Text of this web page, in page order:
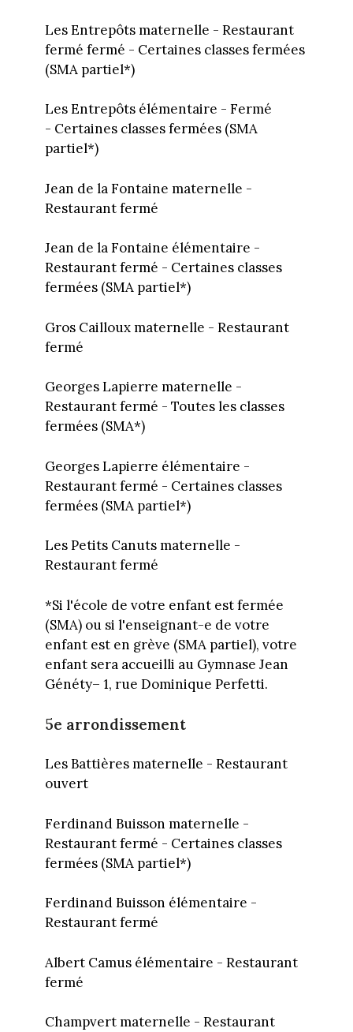
Les Entrepôts maternelle - Restaurant
fermé fermé - Certaines classes fermées
(SMA partiel*)
Les Entrepôts élémentaire - Fermé
- Certaines classes fermées (SMA
partiel*)
Jean de la Fontaine maternelle -
Restaurant fermé
Jean de la Fontaine élémentaire -
Restaurant fermé - Certaines classes
fermées (SMA partiel*)
Gros Cailloux maternelle - Restaurant
fermé
Georges Lapierre maternelle -
Restaurant fermé - Toutes les classes
fermées (SMA*)
Georges Lapierre élémentaire -
Restaurant fermé - Certaines classes
fermées (SMA partiel*)
Les Petits Canuts maternelle -
Restaurant fermé
*Si l'école de votre enfant est fermée
(SMA) ou si l'enseignant-e de votre
enfant est en grève (SMA partiel), votre
enfant sera accueilli au Gymnase Jean
Généty– 1, rue Dominique Perfetti.
5e arrondissement
Les Battières maternelle - Restaurant
ouvert
Ferdinand Buisson maternelle -
Restaurant fermé - Certaines classes
fermées (SMA partiel*)
Ferdinand Buisson élémentaire -
Restaurant fermé
Albert Camus élémentaire - Restaurant
fermé
Champvert maternelle - Restaurant